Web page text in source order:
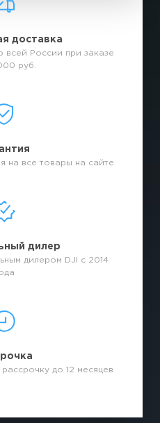
доставка
всей России при заказе
руб.
на все товары на сайте
дилер
дилером DJI с 2014
до 12 месяцев